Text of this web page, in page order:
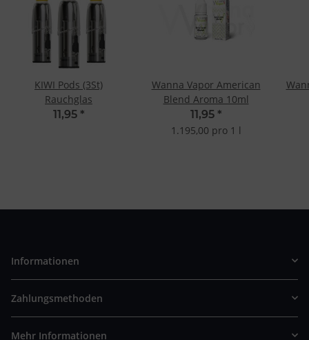
KIWI Pods (3St)
Rauchglas
11,95 *
Wanna Vapor American
Blend Aroma 10ml
11,95 *
1.195,00 pro 1 l
Informationen
Zahlungsmethoden
Mehr Informationen